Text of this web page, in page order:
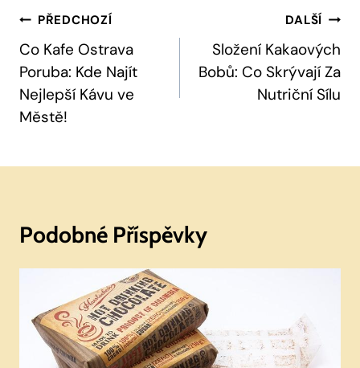
Navigace
Pro
Příspěvek
PŘEDCHOZÍ
Co Kafe Ostrava
Poruba: Kde Najít
Nejlepší Kávu ve
Městě!
DALŠÍ
Složení Kakaových
Bobů: Co Skrývají Za
Nutriční Sílu
Podobné Příspěvky